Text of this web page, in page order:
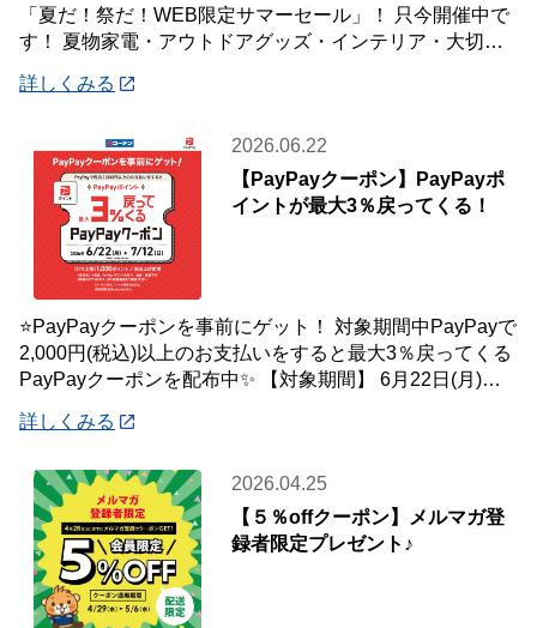
「夏だ！祭だ！WEB限定サマーセール」！ 只今開催中で
す！ 夏物家電・アウトドアグッズ・インテリア・大切な
詳しくみる
2026.06.22
【PayPayクーポン】PayPayポ
イントが最大3％戻ってくる！
⭐PayPayクーポンを事前にゲット！ 対象期間中PayPayで
2,000円(税込)以上のお支払いをすると最大3％戻ってくる
PayPayクーポンを配布中✨ 【対象期間】 6月22日(月)～7
詳しくみる
2026.04.25
【５％offクーポン】メルマガ登
録者限定プレゼント♪